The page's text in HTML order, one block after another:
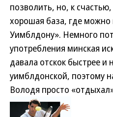
позволить, но, к
хорошая база, где можно
Уимблдону». Немного
употребления минская
давала отскок быстрее и
уимблдонской, поэтому
Володя просто